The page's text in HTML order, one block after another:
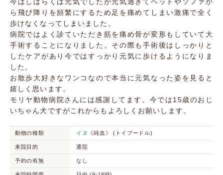
ら飛び降りを頻繁にするため足を痛めてしまい激痛で全く
歩けなくなってしまいました。
病院ではよく診ていただき筋を痛め骨が変形もしていて大
手術することになりました。その際も手術後はしっかりと
したケアがあり今ではすっかり元気に歩けるようになりま
した。
お散歩大好きなワンコなので本当に元気なった姿を見ると
嬉しく思います。
モリヤ動物病院さんには感謝してます。今では15歳のおじ
いちゃん犬ですがこれからもよろしくお願いします。
動物の種類 イヌ 《純血》 (トイプードル)
来院目的 通院
予約の有無 なし